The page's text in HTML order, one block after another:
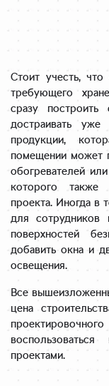
Стоит учесть,
требующего
сразу
достраивать
продукции,
помещении может
обогревателей
которого также
проекта. Иногда в
для
поверхностей
добавить окна и
освещения.
Все
цена
проектами.